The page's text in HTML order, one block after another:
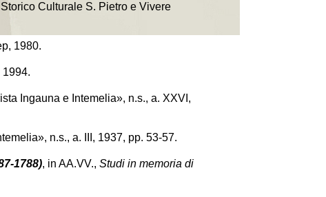
Culturale S. Pietro e Vivere
1980.
1994.
Ingauna e Intemelia», n.s., a. XXVI,
n.s., a. III, 1937, pp. 53-57.
1788), in AA.VV., Studi in memoria di